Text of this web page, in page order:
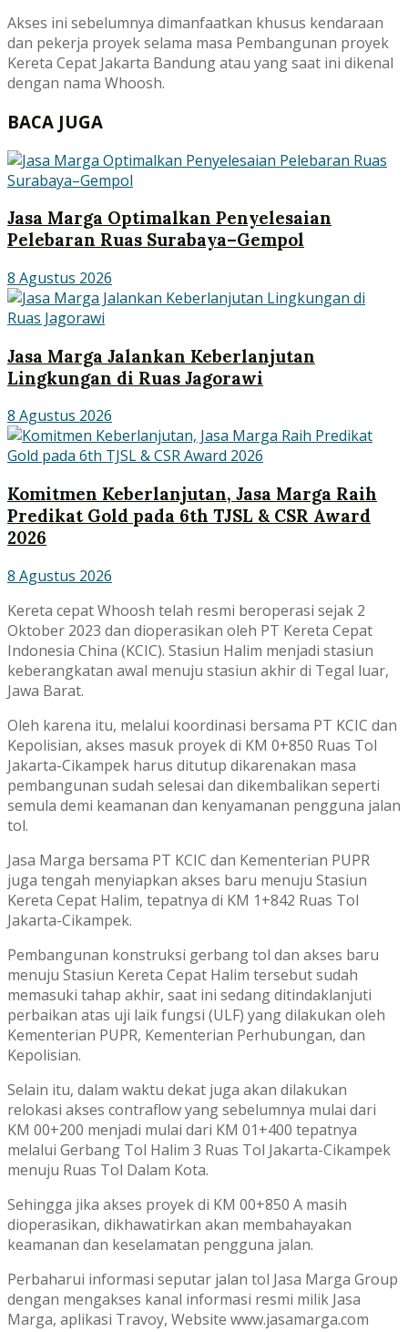
Akses ini sebelumnya dimanfaatkan khusus kendaraan
dan pekerja proyek selama masa Pembangunan proyek
Kereta Cepat Jakarta Bandung atau yang saat ini dikenal
dengan nama Whoosh.
BACA JUGA
Jasa Marga Optimalkan Penyelesaian
Pelebaran Ruas Surabaya–Gempol
8 Agustus 2026
Jasa Marga Jalankan Keberlanjutan
Lingkungan di Ruas Jagorawi
8 Agustus 2026
Komitmen Keberlanjutan, Jasa Marga Raih
Predikat Gold pada 6th TJSL & CSR Award
2026
8 Agustus 2026
Kereta cepat Whoosh telah resmi beroperasi sejak 2
Oktober 2023 dan dioperasikan oleh PT Kereta Cepat
Indonesia China (KCIC). Stasiun Halim menjadi stasiun
keberangkatan awal menuju stasiun akhir di Tegal luar,
Jawa Barat.
Oleh karena itu, melalui koordinasi bersama PT KCIC dan
Kepolisian, akses masuk proyek di KM 0+850 Ruas Tol
Jakarta-Cikampek harus ditutup dikarenakan masa
pembangunan sudah selesai dan dikembalikan seperti
semula demi keamanan dan kenyamanan pengguna jalan
tol.
Jasa Marga bersama PT KCIC dan Kementerian PUPR
juga tengah menyiapkan akses baru menuju Stasiun
Kereta Cepat Halim, tepatnya di KM 1+842 Ruas Tol
Jakarta-Cikampek.
Pembangunan konstruksi gerbang tol dan akses baru
menuju Stasiun Kereta Cepat Halim tersebut sudah
memasuki tahap akhir, saat ini sedang ditindaklanjuti
perbaikan atas uji laik fungsi (ULF) yang dilakukan oleh
Kementerian PUPR, Kementerian Perhubungan, dan
Kepolisian.
Selain itu, dalam waktu dekat juga akan dilakukan
relokasi akses contraflow yang sebelumnya mulai dari
KM 00+200 menjadi mulai dari KM 01+400 tepatnya
melalui Gerbang Tol Halim 3 Ruas Tol Jakarta-Cikampek
menuju Ruas Tol Dalam Kota.
Sehingga jika akses proyek di KM 00+850 A masih
dioperasikan, dikhawatirkan akan membahayakan
keamanan dan keselamatan pengguna jalan.
Perbaharui informasi seputar jalan tol Jasa Marga Group
dengan mengakses kanal informasi resmi milik Jasa
Marga, aplikasi Travoy, Website www.jasamarga.com